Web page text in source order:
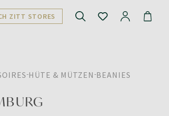
ZITT STORES
HÜTE & MÜTZEN BEANIES